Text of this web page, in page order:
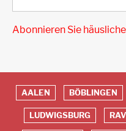
Abonnieren Sie
Red
Footer
AALEN BÖBLINGEN
LUDWIGSBURG